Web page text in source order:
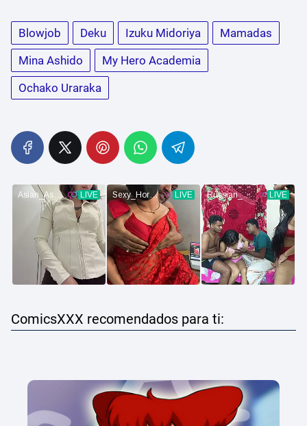
Blowjob Deku Izuku Midoriya
Mamadas
Mina Ashido
My Hero Academia
Ochako Uraraka
ComicsXXX recomendados para ti: